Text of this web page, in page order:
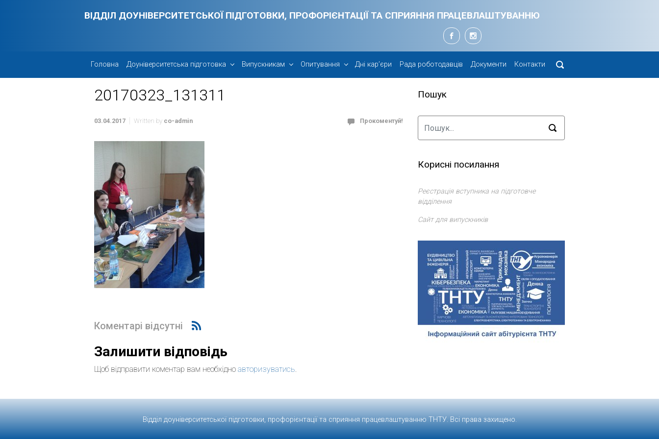
ВІДДІЛ ДОУНІВЕРСИТЕТСЬКОЇ ПІДГОТОВКИ, ПРОФОРІЄНТАЦІЇ ТА СПРИЯННЯ ПРАЦЕВЛАШТУВАННЮ
Головна Доуніверситетська підготовка Випускникам Опитування Дні кар’єри Рада роботодавців Документи Контакти
20170323_131311
03.04.2017 Written by co-admin Прокоментуй!
Коментарі відсутні
Залишити відповідь
Щоб відправити коментар вам необхідно авторизуватись.
Пошук
Корисні посилання
Реєстрація вступника на підготовче
відділення
Сайт для випускників
Відділ доуніверситетської підготовки, профорієнтації та сприяння працевлаштуванню ТНТУ. Всі права захищено.